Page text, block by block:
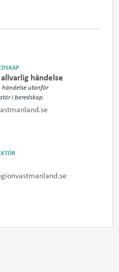
händelse
händelse utanför
i beredskap.